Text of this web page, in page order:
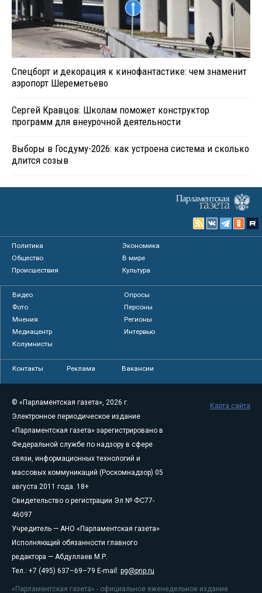
Спецборт и декорация к кинофантастике: чем знаменит
аэропорт Шереметьево
Сергей Кравцов: Школам поможет конструктор
программ для внеурочной деятельности
Выборы в Госдуму-2026: как устроена система и сколько
длится созыв
Политика
Экономика
Общество
В мире
Происшествия
Культура
Видео
Опросы
Фото
Персоны
Мнения
Регионы
Медиацентр
Интервью
Колумнисты
Контакты Реклама Вакансии
© «Парламентская газета», 2026 г.
Электронное периодическое издание
«Парламентская газета» зарегистрировано в
Федеральной службе по надзору в сфере
связи, информационных технологий и
массовых коммуникаций (Роскомнадзор) 05
августа 2011 года. 18+
Свидетельство о регистрации Эл № ФС77-
46097
Учредитель — АНО «Парламентская газета»
Исполняющий обязанности главного
редактора — Абдуллаев М.Р.
Тел.: +7 (495) 637–69–79 E-mail: pg@pnp.ru
«Парламентская газета» - официальное еженедельное издание
Карта сайта